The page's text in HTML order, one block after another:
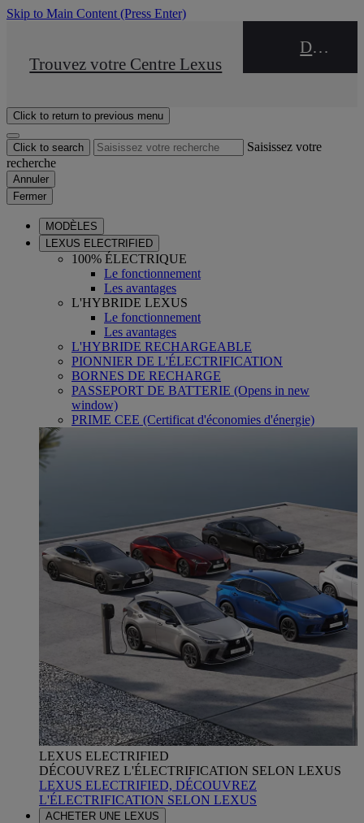
Skip to Main Content (Press Enter)
STOP DRIVE Takata
Trouvez votre Centre Lexus
DEALER NAME
Click to return to previous menu
Click to search
Saisissez votre
recherche
Annuler
Fermer
MODÈLES
LEXUS ELECTRIFIED
100% ÉLECTRIQUE
Le fonctionnement
Les avantages
L'HYBRIDE LEXUS
Le fonctionnement
Les avantages
L'HYBRIDE RECHARGEABLE
PIONNIER DE L'ÉLECTRIFICATION
BORNES DE RECHARGE
PASSEPORT DE BATTERIE (Opens in new
window)
PRIME CEE (Certificat d'économies d'énergie)
LEXUS ELECTRIFIED
DÉCOUVREZ L'ÉLECTRIFICATION SELON LEXUS
LEXUS ELECTRIFIED, DÉCOUVREZ
L'ÉLECTRIFICATION SELON LEXUS
ACHETER UNE LEXUS